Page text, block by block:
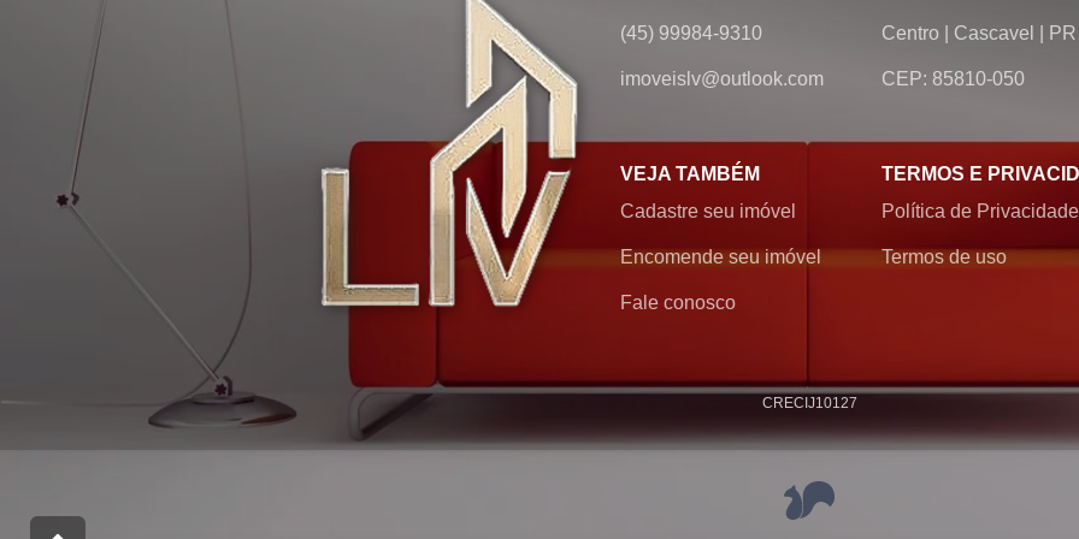
(45) 99984-9310
imoveislv@outlook.com
Centro Cascavel PR
CEP: 85810-050
VEJA TAMBÉM
Cadastre seu imóvel
Encomende seu imóvel
Fale conosco
TERMOS E
Política de Privacidade
Termos de uso
CRECI J10127